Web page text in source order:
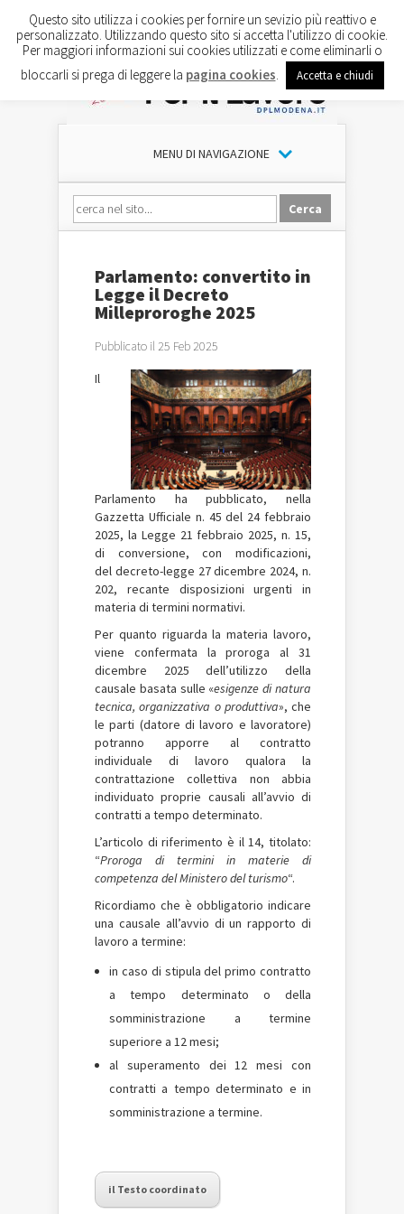
MENU DI NAVIGAZIONE
Parlamento: convertito in
Legge il Decreto
Milleproroghe 2025
Pubblicato il 25 Feb 2025
Il
Parlamento ha pubblicato, nella
Gazzetta Ufficiale n. 45 del 24 febbraio
2025, la Legge 21 febbraio 2025, n. 15,
di conversione, con modificazioni,
del decreto-legge 27 dicembre 2024, n.
202, recante disposizioni urgenti in
materia di termini normativi.
Per quanto riguarda la materia lavoro,
viene confermata la proroga al 31
dicembre 2025 dell’utilizzo della
causale basata sulle «esigenze di natura
tecnica, organizzativa o produttiva», che
le parti (datore di lavoro e lavoratore)
potranno apporre al contratto
individuale di lavoro qualora la
contrattazione collettiva non abbia
individuato proprie causali all’avvio di
contratti a tempo determinato.
L’articolo di riferimento è il 14, titolato:
“Proroga di termini in materie di
competenza del Ministero del turismo“.
Ricordiamo che è obbligatorio indicare
una causale all’avvio di un rapporto di
lavoro a termine:
in caso di stipula del primo contratto
a tempo determinato o della
somministrazione a termine
superiore a 12 mesi;
al superamento dei 12 mesi con
contratti a tempo determinato e in
somministrazione a termine.
il Testo coordinato
Questo sito utilizza i cookies per fornire un sevizio più reattivo e
personalizzato. Utilizzando questo sito si accetta l'utilizzo di cookie.
Per maggiori informazioni sui cookies utilizzati e come eliminarli o
bloccarli si prega di leggere la pagina cookies Accetta e chiudi